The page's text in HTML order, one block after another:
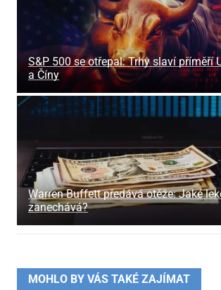
S&P 500 se otřepal: Trhy slaví příměří
a Číny
Warren Buffett předává otěže: Jaké
zanechává?
MOHLO BY VÁS TAKÉ ZAJÍMAT